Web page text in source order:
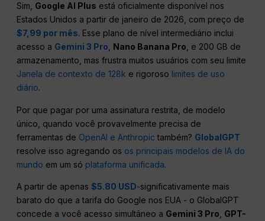
Sim, Google AI Plus está oficialmente disponível nos
Estados Unidos a partir de janeiro de 2026, com preço de
$7,99 por mês. Esse plano de nível intermediário inclui
acesso a Gemini 3 Pro Nano Banana Pro , e 200 GB de
armazenamento, mas frustra muitos usuários com seu limite
Janela de contexto de 128k e rigoroso limites de uso
diário.
Por que pagar por uma assinatura restrita, de modelo
único, quando você provavelmente precisa de
ferramentas de OpenAI e Anthropic também? GlobalGPT
resolve isso agregando os os principais modelos de IA do
mundo em um só plataforma unificada.
A partir de apenas $5.80 USD-significativamente mais
barato do que a tarifa do Google nos EUA - o GlobalGPT
concede a você acesso simultâneo a Gemini 3 Pro GPT-